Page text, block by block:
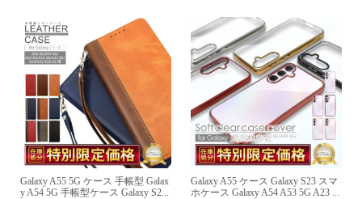
Galaxy A55 5G ケース 手帳型 Galax
y A54 5G 手帳型ケース Galaxy S2...
Galaxy A55 ケース Galaxy S23 スマ
ホケース Galaxy A54 A53 5G A23 ...